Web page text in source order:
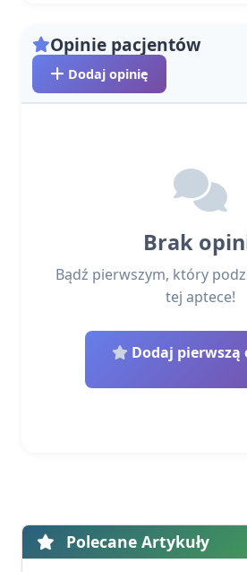
Opinie pacjentów
Dodaj opinię
Brak
Bądź pierwszym, który
tej aptece!
Dodaj pierwszą
Polecane Artykuły